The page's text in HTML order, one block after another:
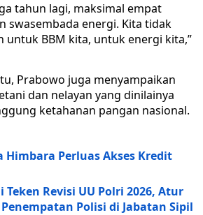
tahun lagi, maksimal empat
swasembada energi. Kita tidak
untuk BBM kita, untuk energi kita,”
Prabowo juga menyampaikan
dan nelayan yang dinilainya
ketahanan pangan nasional.
Himbara Perluas Akses Kredit
Teken Revisi UU Polri 2026, Atur
Polisi di Jabatan Sipil